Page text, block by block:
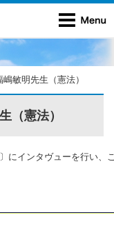
敏明先生（憲法）
（憲法）
にインタヴューを行い、